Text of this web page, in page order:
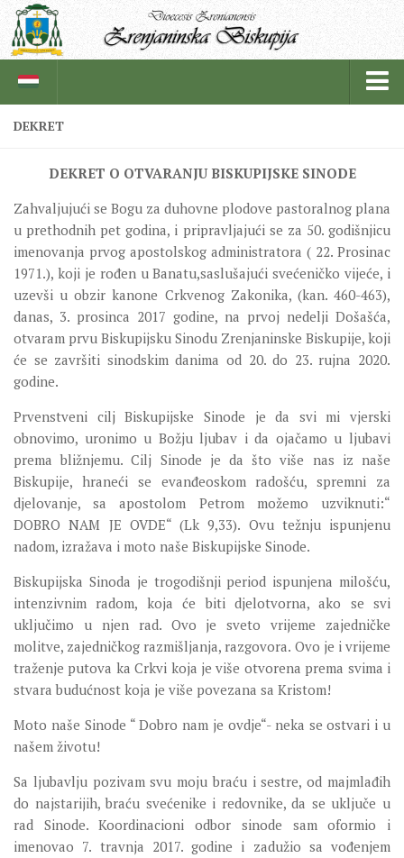
ISTORIJAT
CRKVENE INSTITUCIJE
SVEŠTENICI
REDOVNICI
IN MEMORIAM
ŽUPE
SREDNJI DEKANAT
JUŽNI DEKANAT
ARHIVA
ARHIVA GALERIJA
SINODA
DEKRET
SINODSKA MOLITVA
MOTO I LOGO
SINODSKI URED
ZAŠTITA MALOLJETNIKA
DEKRET
DEKRET O OTVARANJU BISKUPIJSKE SINODE
Zahvaljujući se Bogu za duhovne plodove pastoralnog plana
u prethodnih pet godina, i pripravljajući se za 50. godišnjicu
imenovanja prvog apostolskog administratora ( 22. Prosinac
1971.), koji je rođen u Banatu,saslušajući svećeničko vijeće, i
uzevši u obzir kanone Crkvenog Zakonika, (kan. 460-463),
danas, 3. prosinca 2017 godine, na prvoj nedelji Došašća,
otvaram prvu Biskupijsku Sinodu Zrenjaninske Biskupije, koji
će se završiti sinodskim danima od 20. do 23. rujna 2020.
godine.
Prvenstveni cilj Biskupijske Sinode je da svi mi vjerski
obnovimo, uronimo u Božju ljubav i da ojačamo u ljubavi
prema bližnjemu. Cilj Sinode je da što više nas iz naše
Biskupije, hraneći se evanđeoskom radošću, spremni za
djelovanje, sa apostolom Petrom možemo uzviknuti:“
DOBRO NAM JE OVDE“ (Lk 9,33). Ovu težnju ispunjenu
nadom, izražava i moto naše Biskupijske Sinode.
Biskupijska Sinoda je trogodišnji period ispunjena milošću,
intenzivnim radom, koja će biti djelotvorna, ako se svi
uključimo u njen rad. Ovo je sveto vrijeme zajedničke
molitve, zajedničkog razmišljanja, razgovora. Ovo je i vrijeme
traženje putova ka Crkvi koja je više otvorena prema svima i
stvara budućnost koja je više povezana sa Kristom!
Moto naše Sinode “ Dobro nam je ovdje“- neka se ostvari i u
našem životu!
Sa ljubavlju pozivam svu moju braću i sestre, od majmlađih
do najstarijih, braću svećenike i redovnike, da se uključe u
rad Sinode. Koordinacioni odbor sinode sam oformio i
imenovao 7. travnja 2017. godine i zadužio sa vođenjem